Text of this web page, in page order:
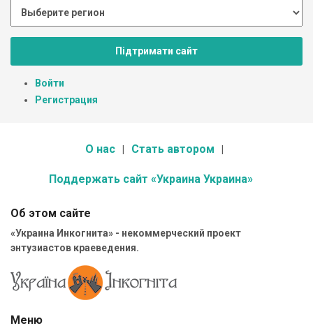
Підтримати сайт
Войти
Регистрация
О нас Стать автором
Поддержать сайт «Украина Украина»
Об этом сайте
«Украина Инкогнита» - некоммерческий проект
энтузиастов краеведения.
Меню